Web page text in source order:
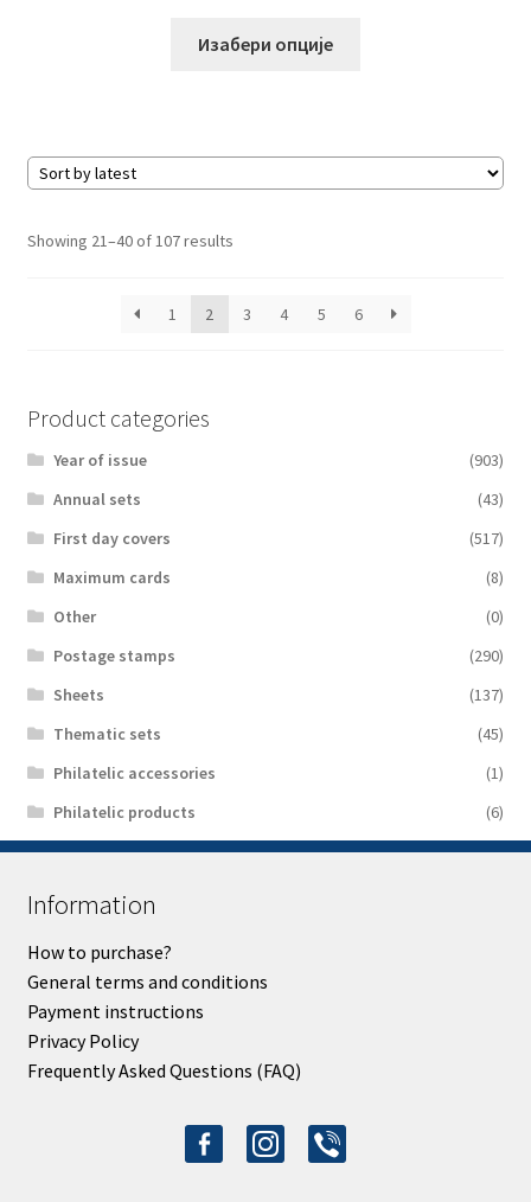
Изабери опције
Showing 21–40 of 107 resultsSorted
1
2 3 4 5 6
Product categories
Year of issue
(903)
Аnnual sets
(43)
First day covers
(517)
Maximum cards
(8)
Other
(0)
Postage stamps
(290)
Sheets
(137)
Thematic sets
(45)
Philatelic accessories
(1)
Philatelic products
(6)
Information
How to purchase?
General terms and conditions
Payment instructions
Privacy Policy
Frequently Asked Questions (FAQ)
facebook-
alt
instagram
viber